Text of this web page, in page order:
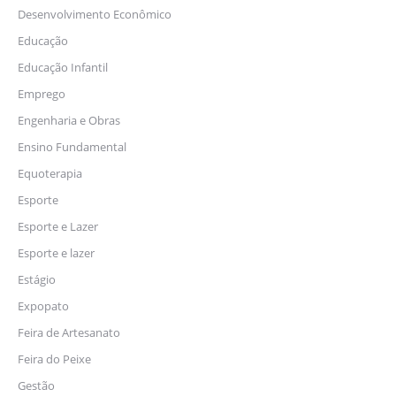
Desenvolvimento Econômico
Educação
Educação Infantil
Emprego
Engenharia e Obras
Ensino Fundamental
Equoterapia
Esporte
Esporte e Lazer
Esporte e lazer
Estágio
Expopato
Feira de Artesanato
Feira do Peixe
Gestão